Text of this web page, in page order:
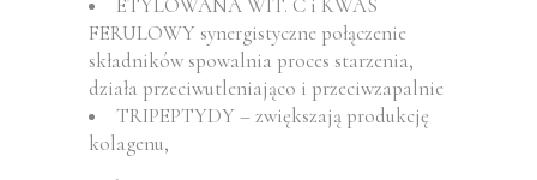
FERULOWY synergistyczne połączenie
składników spowalnia proces starzenia,
działa przeciwutleniająco i przeciwzapalnie
TRIPEPTYDY – zwiększają produkcję
kolagenu,